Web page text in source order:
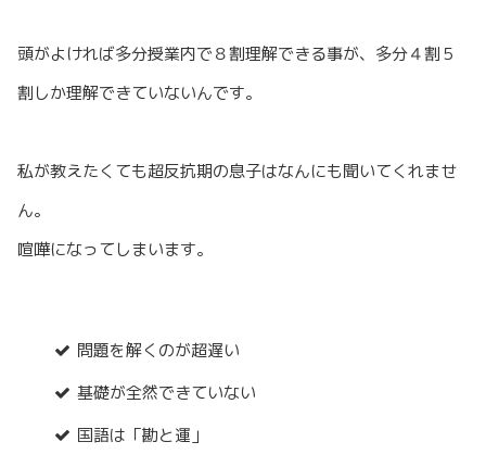
頭がよければ多分授業内で８割理解できる事が、多分４割５
割しか理解できていないんです。
私が教えたくても超反抗期の息子はなんにも聞いてくれませ
ん。
喧嘩になってしまいます。
問題を解くのが超遅い
基礎が全然できていない
国語は「勘と運」